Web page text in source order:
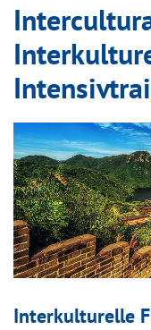
Interkulturelle